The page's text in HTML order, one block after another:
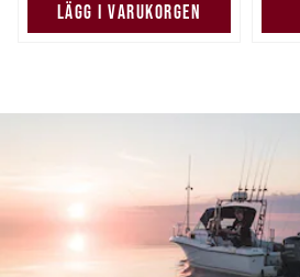
LÄGG I VARUKORGEN